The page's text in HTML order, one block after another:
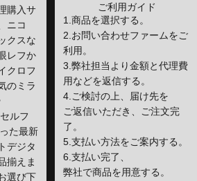
購入サ
ニコ
クスな
レフか
クロフ
のミラ
ルフ
た最新
デジタ
揃えま
選び下
ご利用ガイド
1.商品を選択する。
2.お問い合わせファームをご
利用。
3.弊社担当より金額と代理費
用などを返信する。
4.ご検討の上、届け先を
ご返信いただき、ご注文完
了。
5.支払い方法をご案内する。
6.支払い完了、
弊社で商品を用意する。